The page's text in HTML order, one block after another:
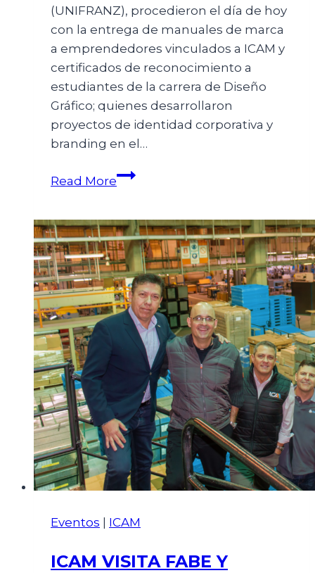
(UNIFRANZ), procedieron el día de hoy
con la entrega de manuales de marca
a emprendedores vinculados a ICAM y
certificados de reconocimiento a
estudiantes de la carrera de Diseño
Gráfico; quienes desarrollaron
proyectos de identidad corporativa y
branding en el…
Read More
Eventos ICAM
ICAM VISITA FABE Y